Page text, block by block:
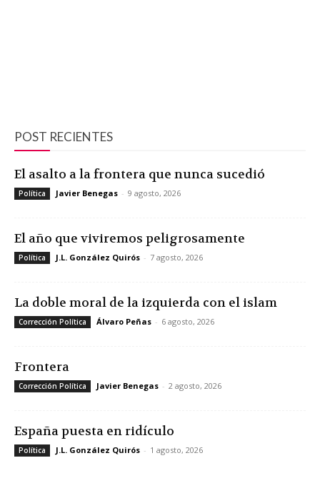
POST RECIENTES
El asalto a la frontera que nunca sucedió
Política Javier Benegas - 9 agosto, 2026
El año que viviremos peligrosamente
Política J.L. González Quirós - 7 agosto, 2026
La doble moral de la izquierda con el islam
Corrección Política Álvaro Peñas - 6 agosto, 2026
Frontera
Corrección Política Javier Benegas - 2 agosto, 2026
España puesta en ridículo
Política J.L. González Quirós - 1 agosto, 2026